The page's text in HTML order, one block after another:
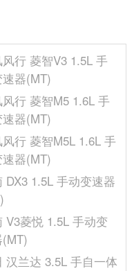
4645
7
1480
1445
1940
4
铝合金
5600
-
行 菱智V3 1.5L 手
器(MT)
行 菱智M5 1.6L 手
器(MT)
行 菱智M5L 1.6L 手
器(MT)
DX3 1.5L 手动变速器
V3菱悦 1.5L 手动变
汉兰达 3.5L 手自一体